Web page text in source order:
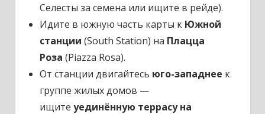
Селесты за семена или ищите в рейде).​​
Идите в южную часть карты к Южной
станции (South Station) на Плацца
Роза (Piazza Rosa).​
От станции двигайтесь юго-западнее к
группе жилых домов —
ищите уединённую террасу на